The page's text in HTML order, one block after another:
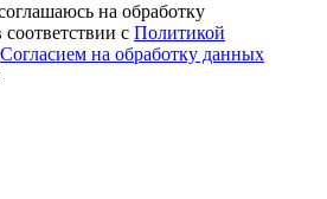
на обработку
с Политикой
Согласием на обработку данных